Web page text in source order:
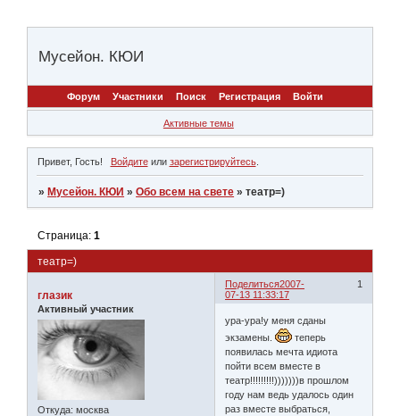
Мусейон. КЮИ
Форум Участники Поиск Регистрация Войти
Активные темы
Привет, Гость! Войдитеили зарегистрируйтесь.
» Мусейон. КЮИ »Обо всем на свете »театр=)
театр=)
Страница:1
Поделиться 1
2007-
07-13 11:33:17
глазик
Активный участник
Откуда: москва
ура-ура!у меня сданы
экзамены.
теперь
появилась мечта идиота
пойти всем вместе в
театр!!!!!!!!!)))))))в прошлом
году нам ведь удалось один
раз вместе выбраться,